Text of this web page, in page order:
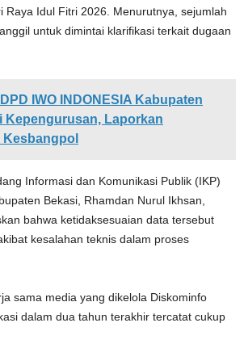
Raya Idul Fitri 2026. Menurutnya, sejumlah
untuk dimintai klarifikasi terkait dugaan
DPD IWO INDONESIA Kabupaten
Kepengurusan, Laporkan
Informasi dan Komunikasi Publik (IKP)
Bekasi, Rhamdan Nurul Ikhsan,
bahwa ketidaksesuaian data tersebut
kesalahan teknis dalam proses
sama media yang dikelola Diskominfo
dalam dua tahun terakhir tercatat cukup